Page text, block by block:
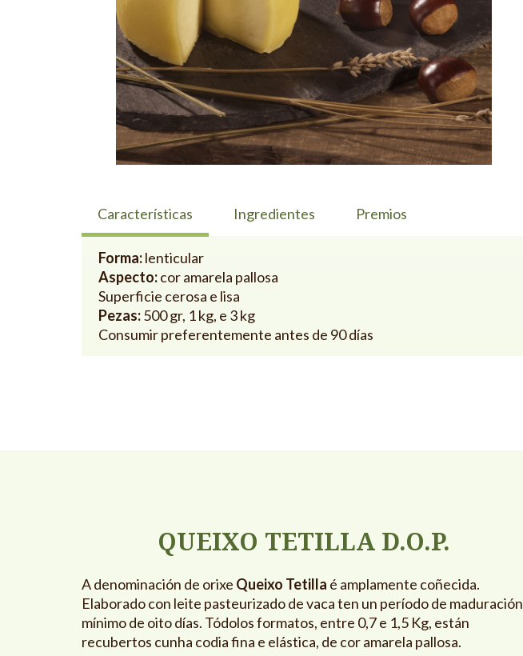
Características Ingredientes Premios
Forma:lenticular
Aspecto:cor amarela pallosa
Superficie cerosa e lisa
Pezas:500 gr, 1 kg, e 3 kg
Consumir preferentemente antes de 90 días
QUEIXO TETILLA D.O.P.
A denominación de orixe Queixo Tetilla é amplamente coñecida.
Elaborado con leite pasteurizado de vaca ten un período de maduración
mínimo de oito días. Tódolos formatos, entre 0,7 e 1,5 Kg, están
recubertos cunha codia fina e elástica, de cor amarela pallosa.